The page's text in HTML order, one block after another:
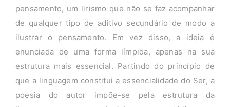
pensamento, um lirismo que não se faz acompanhar
de qualquer tipo de aditivo secundário de modo a
ilustrar o pensamento. Em vez disso, a ideia é
enunciada de uma forma límpida, apenas na sua
estrutura mais essencial. Partindo do princípio de
que a linguagem constitui a essencialidade do Ser, a
poesia do autor impõe-se pela estrutura da